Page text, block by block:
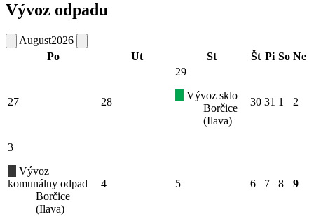
Vývoz odpadu
August2026
Po
Ut St Št Pi So Ne
27 28
29
Vývoz sklo
Borčice
(Ilava)
30 31 1 2
3
Vývoz
komunálny odpad
Borčice
(Ilava)
4 5 6 7 8 9